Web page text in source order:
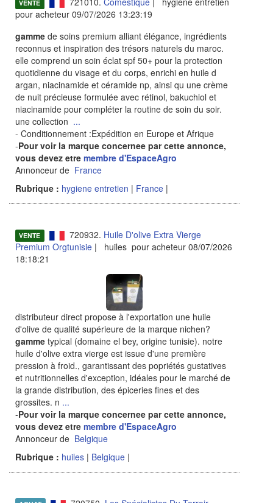
VENTE
pour acheteur 09/07/2026 13:23:19
gamme de soins premium alliant élégance, ingrédients
reconnus et inspiration des trésors naturels du maroc.
elle comprend un soin éclat spf 50+ pour la protection
quotidienne du visage et du corps, enrichi en huile d
argan, niacinamide et céramide np, ainsi qu une crème
de nuit précieuse formulée avec rétinol, bakuchiol et
niacinamide pour compléter la routine de soin du soir.
une collection ...
- Conditionnement :Expédition en Europe et Afrique
-Pour voir la marque concernee par cette annonce,
vous devez etre membre d'EspaceAgro
Annonceur de France
Rubrique : hygiene entretien | France |
VENTE 720932. Huile D'olive Extra Vierge
Premium Orgtunisie | huiles pour acheteur 08/07/2026
18:18:21
distributeur direct propose à l'exportation une huile
d'olive de qualité supérieure de la marque nichen?
gamme typical (domaine el bey, origine tunisie). notre
huile d'olive extra vierge est issue d'une première
pression à froid., garantissant des popriétés gustatives
et nutritionnelles d'exception, idéales pour le marché de
la grande distribution, des épiceries fines et des
grossites. n ...
-Pour voir la marque concernee par cette annonce,
vous devez etre membre d'EspaceAgro
Annonceur de Belgique
Rubrique : huiles | Belgique |